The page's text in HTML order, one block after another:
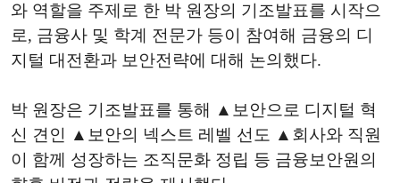
와 역할을 주제로 한 박 원장의 기조발표를 시작으
로, 금융사 및 학계 전문가 등이 참여해 금융의 디
지털 대전환과 보안전략에 대해 논의했다.
박 원장은 기조발표를 통해 ▲보안으로 디지털 혁
신 견인 ▲보안의 넥스트 레벨 선도 ▲회사와 직원
이 함께 성장하는 조직문화 정립 등 금융보안원의